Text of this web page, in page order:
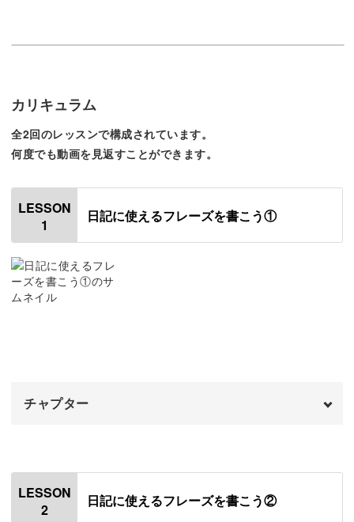
おいしいものを食べた日には「Delicious」と素敵に書け
レッスンでは、このような手帳や日記を彩るフレーズをた
その可愛い書き方を、ポイントに沿って丁寧に解説してい
きますよ。
体に動きがつけやすいという魅力があります。
がキーポイント！
カリキュラム
全2回のレッスンで構成されています。
何度でも動画を見返すことができます。
LESSON
1
日記に使えるフレーズを書こう①
チャプター
はじめに
使用材料・道具
LESSON
2
日記に使えるフレーズを書こう②